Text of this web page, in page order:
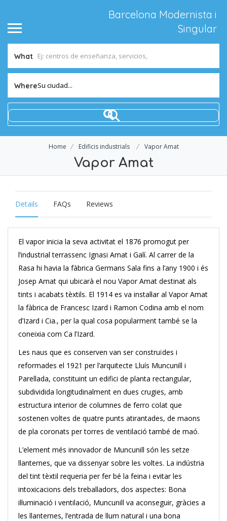
Barcelona Modernista i
Singular
What
WhereSu ciudad...
Home Edificis industrials Vapor Amat
Vapor Amat
Details FAQs Reviews
El vapor inicia la seva activitat el 1876 promogut per
l’industrial terrassenc Ignasi Amat i Galí. Al carrer de la
Rasa hi havia la fàbrica Germans Sala fins a l’any 1900 i és
Josep Amat qui ubicarà el nou Vapor Amat destinat als
tints i acabats tèxtils. El 1914 es va instal·lar al Vapor Amat
la fàbrica de Francesc Izard i Ramon Codina amb el nom
d’Izard i Cia., per la qual cosa popularment també se la
coneixia com Ca l’Izard.
Les naus que es conserven van ser construïdes i
reformades el 1921 per l’arquitecte Lluís Muncunill i
Parellada, constituint un edifici de planta rectangular,
subdividida longitudinalment en dues crugies, amb
estructura interior de columnes de ferro colat que
sostenen voltes de quatre punts atirantades, de maons
de pla coronats per torres de ventilació també de maó.
L’element més innovador de Muncunill són les setze
llanternes, que va dissenyar sobre les voltes. La indústria
del tint tèxtil requeria per fer bé la feina i evitar les
intoxicacions dels treballadors, dos aspectes: Bona
il·luminació i ventilació, Muncunill va aconseguir, gràcies a
les llanternes, l’entrada de llum natural i una bona